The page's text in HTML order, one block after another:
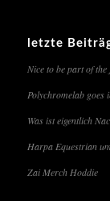
letzte
Nice to be part of the
Polychromelab
Was ist eigentlich
Harpa Equestrian
Zai Merch Hoddie